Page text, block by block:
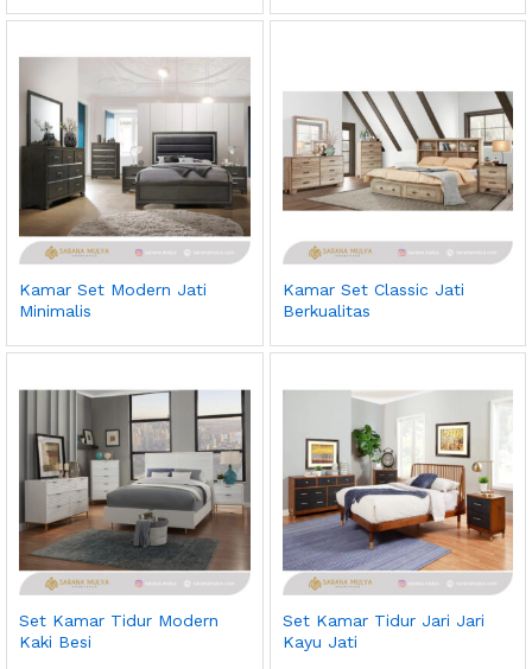
Kamar Set Modern Jati
Minimalis
Kamar Set Classic Jati
Berkualitas
Set Kamar Tidur Modern
Kaki Besi
Set Kamar Tidur Jari Jari
Kayu Jati